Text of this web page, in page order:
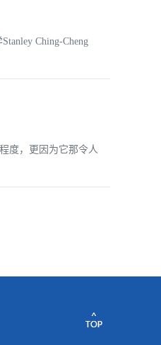
Ching-Cheng
度，更因为它那令人